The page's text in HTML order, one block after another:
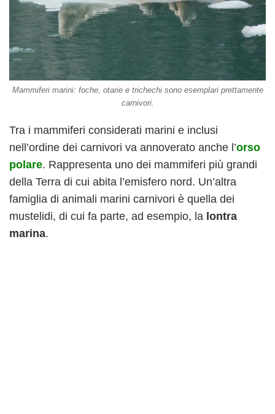
Mammiferi marini: foche, otarie e trichechi sono esemplari prettamente
carnivori.
Tra i mammiferi considerati marini e inclusi
nell’ordine dei carnivori va annoverato anche l’orso
polare. Rappresenta uno dei mammiferi più grandi
della Terra di cui abita l’emisfero nord. Un’altra
famiglia di animali marini carnivori è quella dei
mustelidi, di cui fa parte, ad esempio, la lontra
marina.